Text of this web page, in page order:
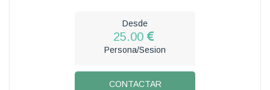
Desde
25.00
Persona/Sesion
CONTACTAR